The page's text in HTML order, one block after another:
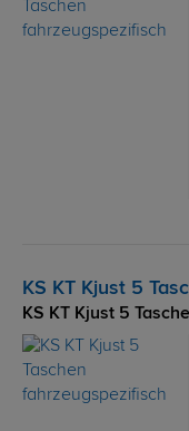
KS KT Kjust 5
KS KT Kjust 5